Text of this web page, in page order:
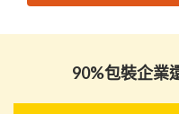
90%包裝企業